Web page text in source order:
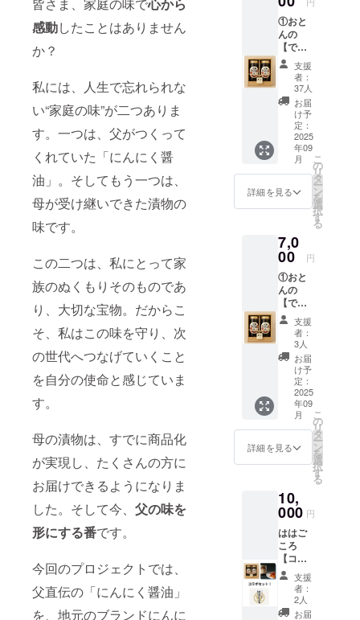
感動したことはありません
か？
私には、人生で忘れられな
い“家庭の味”が二つありま
す。一つは、父がつくって
くれていた「にんにく醤
油」。そしてもう一つは、
母が受け継いできた漬物の
味です。
この二つは、私にとって家
族のぬくもりそのものであ
り、大切な宝物。だからこ
そ、私はこの味を守り、次
の世代へつなげていくこと
を自分の使命と感じていま
す。
母の漬物は、すでに商品化
が実現し、たくさんの方に
お届けできるようになりま
した。そして今、 父の味を
形にする番です。
今回のプロジェクトでは、
父直伝の「にんにく醤油」
を、地元のブランドにんに
①おと
んの
【でか
にんに
く
じょー
ゆ】の
２本×１
セッ
ト ま
るごと
にんに
くを入
れたタ
イプ
と、き
んにく
を入れ
たタイ
プにな
りま
す。は
はごこ
ろ代表
末安の
父直伝
の味を
是非！
②お礼
のメッ
セージ
支援
者：
37人
お届
け予
定：
2025
年09
月
詳細を見る
こ
の
リ
タ
ー
ン
を
選
択
す
る
7,0
00 円
①おと
んの
【でか
にんに
く
じょー
ゆ】の
２本×２
セッ
ト ま
るごと
にんに
くを入
れたタ
イプ
と、き
んにく
を入れ
たタイ
プにな
りま
す。は
はごこ
ろ代表
末安の
父直伝
支援
者：
3人
お届
け予
定：
2025
年09
月
詳細を見る
こ
の
リ
タ
ー
ン
を
選
択
す
る
10,
000 円
ははご
ころ
【コラ
ボセッ
ト】 ①
おとん
の【で
支援
者：
2人
お届